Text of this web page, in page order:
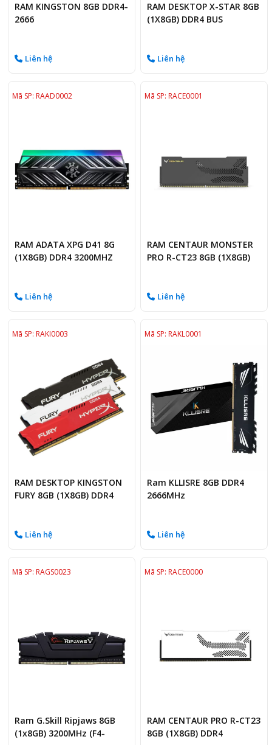
RAM KINGSTON 8GB DDR4-
2666
Liên hệ
RAM DESKTOP X-STAR 8GB
(1X8GB) DDR4 BUS
Liên hệ
Mã SP: RAAD0002
RAM ADATA XPG D41 8G
(1X8GB) DDR4 3200MHZ
Liên hệ
Mã SP: RACE0001
RAM CENTAUR MONSTER
PRO R-CT23 8GB (1X8GB)
Liên hệ
Mã SP: RAKI0003
RAM DESKTOP KINGSTON
FURY 8GB (1X8GB) DDR4
Liên hệ
Mã SP: RAKL0001
Ram KLLISRE 8GB DDR4
2666MHz
Liên hệ
Mã SP: RAGS0023
Ram G.Skill Ripjaws 8GB
(1x8GB) 3200MHz (F4-
Mã SP: RACE0000
RAM CENTAUR PRO R-CT23
8GB (1X8GB) DDR4